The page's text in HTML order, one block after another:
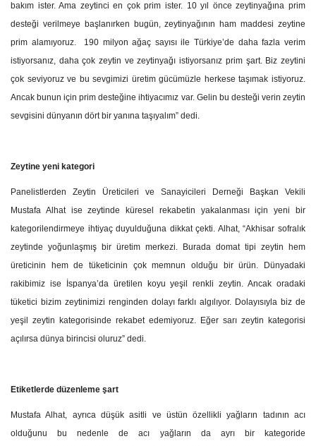
bakım ister. Ama zeytinci en çok prim ister. 10 yıl önce zeytinyağına prim
desteği verilmeye başlanırken bugün, zeytinyağının ham maddesi zeytine
prim alamıyoruz. 190 milyon ağaç sayısı ile Türkiye’de daha fazla verim
istiyorsanız, daha çok zeytin ve zeytinyağı istiyorsanız prim şart. Biz zeytini
çok seviyoruz ve bu sevgimizi üretim gücümüzle herkese taşımak istiyoruz.
Ancak bunun için prim desteğine ihtiyacımız var. Gelin bu desteği verin zeytin
sevgisini dünyanın dört bir yanına taşıyalım” dedi.
Zeytine yeni kategori
Panelistlerden Zeytin Üreticileri ve Sanayicileri Derneği Başkan Vekili
Mustafa Alhat ise zeytinde küresel rekabetin yakalanması için yeni bir
kategorilendirmeye ihtiyaç duyulduğuna dikkat çekti. Alhat, “Akhisar sofralık
zeytinde yoğunlaşmış bir üretim merkezi. Burada domat tipi zeytin hem
üreticinin hem de tüketicinin çok memnun olduğu bir ürün. Dünyadaki
rakibimiz ise İspanya’da üretilen koyu yeşil renkli zeytin. Ancak oradaki
tüketici bizim zeytinimizi renginden dolayı farklı algılıyor. Dolayısıyla biz de
yeşil zeytin kategorisinde rekabet edemiyoruz. Eğer sarı zeytin kategorisi
açılırsa dünya birincisi oluruz” dedi.
Etiketlerde düzenleme şart
Mustafa Alhat, ayrıca düşük asitli ve üstün özellikli yağların tadının acı
olduğunu bu nedenle de acı yağların da ayrı bir kategoride